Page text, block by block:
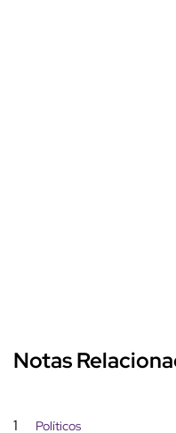
Notas
1 Políticos